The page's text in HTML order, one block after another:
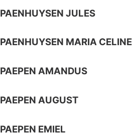
PAENHUYSEN JULES
PAENHUYSEN MARIA CELINE
PAEPEN AMANDUS
PAEPEN AUGUST
PAEPEN EMIEL